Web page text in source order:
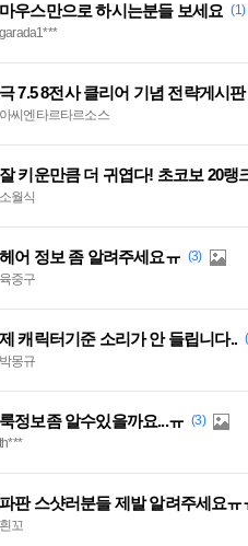
마우스만으로 하시는분들 보세요 (1)
garada1***
극 7.5 8전사 클리어 기념 전략게시
아씨엔타르타르소스
잘 키운만큼 더 귀엽다! 초코보 20랭
소월식
헤어 정보 좀 알려주세요ㅠ (3)
육중구
제 캐릭터기준 소리가 안 들립니다..
박몽규
룩정보좀 알수있을까요...ㅠ (3)
th***
파판 스샷러분들 제발 알려주세요ㅠ
흰꼬